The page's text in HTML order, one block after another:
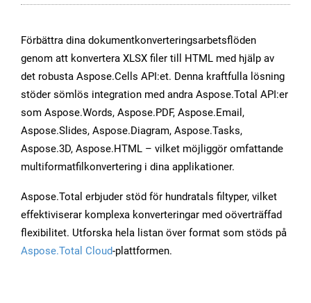
Förbättra dina dokumentkonverteringsarbetsflöden
genom att konvertera XLSX filer till HTML med hjälp av
det robusta Aspose.Cells API:et. Denna kraftfulla lösning
stöder sömlös integration med andra Aspose.Total API:er
som Aspose.Words, Aspose.PDF, Aspose.Email,
Aspose.Slides, Aspose.Diagram, Aspose.Tasks,
Aspose.3D, Aspose.HTML – vilket möjliggör omfattande
multiformatfilkonvertering i dina applikationer.
Aspose.Total erbjuder stöd för hundratals filtyper, vilket
effektiviserar komplexa konverteringar med oöverträffad
flexibilitet. Utforska hela listan över format som stöds på
Aspose.Total Cloud-plattformen.